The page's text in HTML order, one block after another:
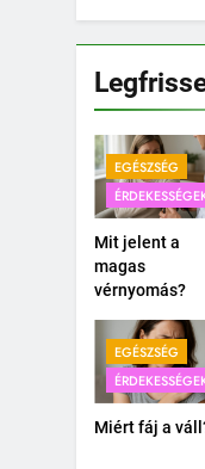
EGÉSZSÉG
Mit jelent a
magas
vérnyomás?
EGÉSZSÉG
Miért fáj a